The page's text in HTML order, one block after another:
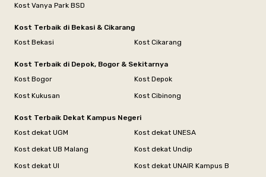
Kost Vanya Park BSD
Kost Terbaik di Bekasi & Cikarang
Kost Bekasi
Kost Cikarang
Kost Terbaik di Depok, Bogor & Sekitarnya
Kost Bogor
Kost Depok
Kost Kukusan
Kost Cibinong
Kost Terbaik Dekat Kampus Negeri
Kost dekat UGM
Kost dekat UNESA
Kost dekat UB Malang
Kost dekat Undip
Kost dekat UI
Kost dekat UNAIR Kampus B